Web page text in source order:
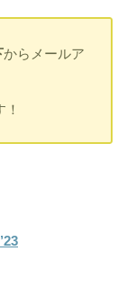
からメールア